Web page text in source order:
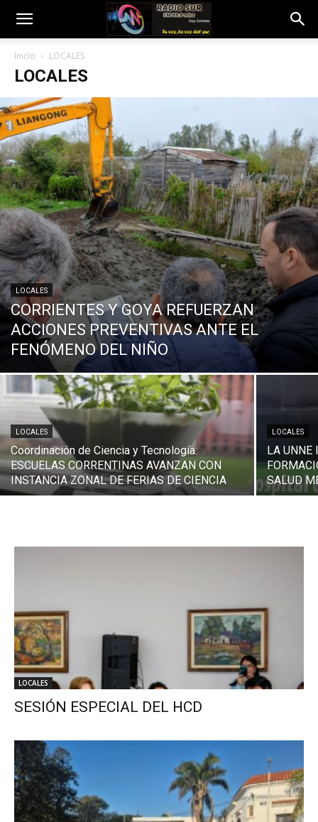
Inicio LOCALES
LOCALES
LOCALES
CORRIENTES Y GOYA REFUERZAN
ACCIONES PREVENTIVAS ANTE EL
FENÓMENO DEL NIÑO
LOCALES
Coordinación de Ciencia y Tecnología:
ESCUELAS CORRENTINAS AVANZAN CON
INSTANCIA ZONAL DE FERIAS DE CIENCIA
LOCALES
LA UNNE
SALUD
LOCALES
SESIÓN ESPECIAL DEL HCD